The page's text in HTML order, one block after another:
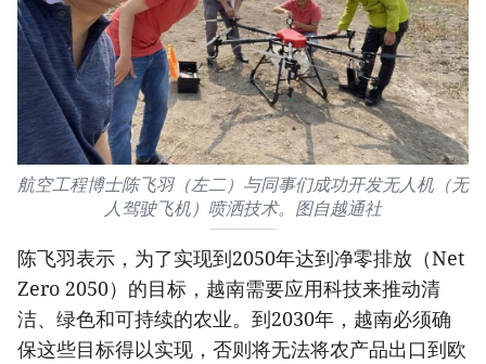
航空工程博士陈飞羽（左二）与同事们成功开发无人机（无
人驾驶飞机）喷洒技术。图自越通社
陈飞羽表示，为了实现到2050年达到净零排放（Net
Zero 2050）的目标，越南需要应用科技来推动清
洁、绿色和可持续的农业。到2030年，越南必须确
保这些目标得以实现，否则将无法将农产品出口到欧